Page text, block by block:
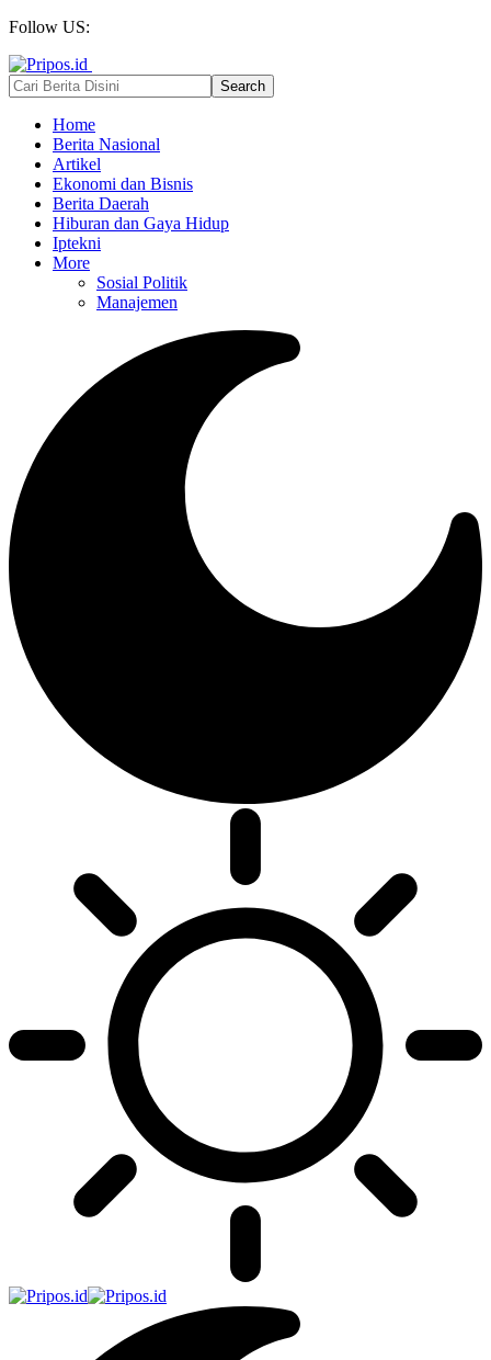
Follow US:
Home
Berita Nasional
Artikel
Ekonomi dan Bisnis
Berita Daerah
Hiburan dan Gaya Hidup
Iptekni
More
Sosial Politik
Manajemen